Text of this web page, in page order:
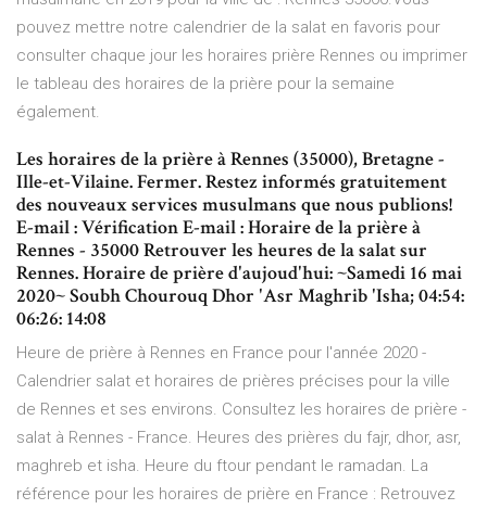
pouvez mettre notre calendrier de la salat en favoris pour
consulter chaque jour les horaires prière Rennes ou imprimer
le tableau des horaires de la prière pour la semaine
également.
Les horaires de la prière à Rennes (35000), Bretagne -
Ille-et-Vilaine. Fermer. Restez informés gratuitement
des nouveaux services musulmans que nous publions!
E-mail : Vérification E-mail : Horaire de la prière à
Rennes - 35000 Retrouver les heures de la salat sur
Rennes. Horaire de prière d'aujoud'hui: ~Samedi 16 mai
2020~ Soubh Chourouq Dhor 'Asr Maghrib 'Isha; 04:54:
06:26: 14:08
Heure de prière à Rennes en France pour l'année 2020 -
Calendrier salat et horaires de prières précises pour la ville
de Rennes et ses environs. Consultez les horaires de prière -
salat à Rennes - France. Heures des prières du fajr, dhor, asr,
maghreb et isha. Heure du ftour pendant le ramadan. La
référence pour les horaires de prière en France : Retrouvez